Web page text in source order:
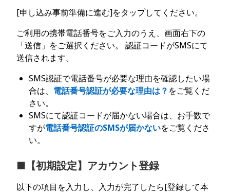
[申し込み事前準備に進む]をタップしてください。
ご利用の携帯電話番号をご入力のうえ、画面右下の
「送信」をご選択ください。 認証コードがSMSにて
送信されます。
SMS認証で電話番号が必要な理由を確認したい場
合は、 電話番号認証が必要な理由は？ をご覧くだ
さい。
SMSにて認証コードが届かない場合は、お手数で
すが電話番号認証のSMSが届かないをご覧くださ
い。
■【初期設定】アカウント登録
以下の項目を入力し、入力が完了したら[登録して本